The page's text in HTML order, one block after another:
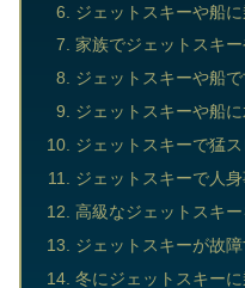
ジェットスキーや船
家族でジェットスキ
ジェットスキーや船
ジェットスキーや船
ジェットスキーで猛
ジェットスキーで人
高級なジェットスキ
ジェットスキーが故
冬にジェットスキー